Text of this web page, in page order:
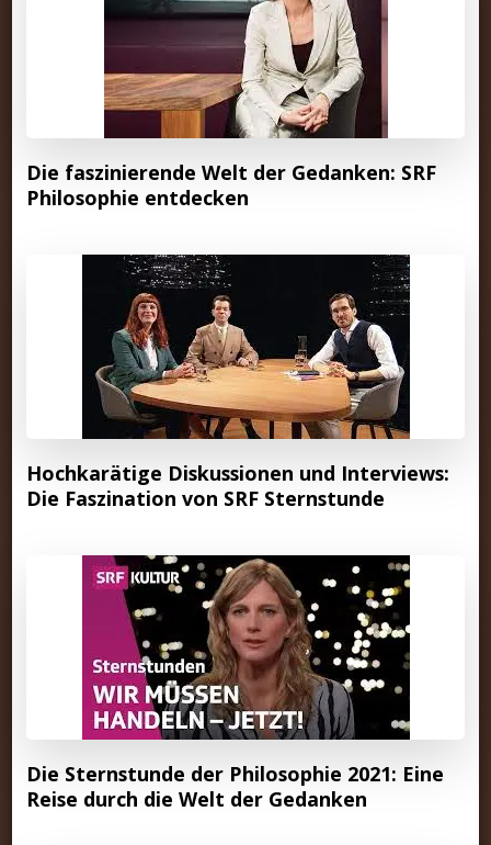
Die faszinierende Welt der Gedanken: SRF
Philosophie entdecken
Hochkarätige Diskussionen und Interviews:
Die Faszination von SRF Sternstunde
Die Sternstunde der Philosophie 2021: Eine
Reise durch die Welt der Gedanken